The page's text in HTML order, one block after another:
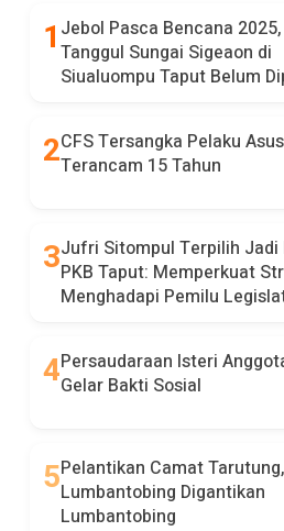
Jebol Pasca Bencana 2025,
Tanggul Sungai Sigeaon di
Siualuompu Taput Belum
CFS Tersangka Pelaku
Terancam 15 Tahun
Jufri Sitompul Terpilih Jadi
PKB Taput: Memperkuat
Menghadapi Pemilu
Persaudaraan Isteri
Gelar Bakti Sosial
Pelantikan Camat Tarutung,
Lumbantobing Digantikan
Lumbantobing